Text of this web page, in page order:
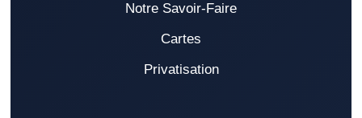
Notre Savoir-Faire
Cartes
Privatisation